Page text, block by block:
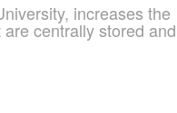
increases the
centrally stored and